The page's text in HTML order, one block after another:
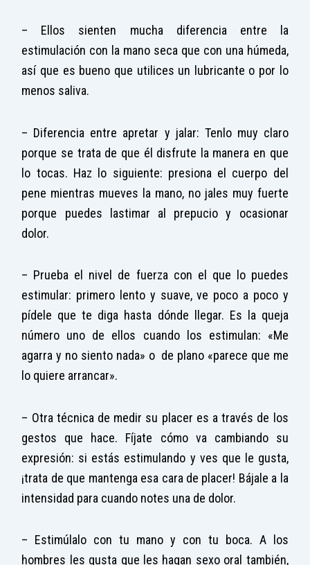
– Ellos sienten mucha diferencia entre la
estimulación con la mano seca que con una húmeda,
así que es bueno que utilices un lubricante o por lo
menos saliva.
– Diferencia entre apretar y jalar: Tenlo muy claro
porque se trata de que él disfrute la manera en que
lo tocas. Haz lo siguiente: presiona el cuerpo del
pene mientras mueves la mano, no jales muy fuerte
porque puedes lastimar al prepucio y ocasionar
dolor.
– Prueba el nivel de fuerza con el que lo puedes
estimular: primero lento y suave, ve poco a poco y
pídele que te diga hasta dónde llegar. Es la queja
número uno de ellos cuando los estimulan: «Me
agarra y no siento nada» o de plano «parece que me
lo quiere arrancar».
– Otra técnica de medir su placer es a través de los
gestos que hace. Fíjate cómo va cambiando su
expresión: si estás estimulando y ves que le gusta,
¡trata de que mantenga esa cara de placer! Bájale a la
intensidad para cuando notes una de dolor.
– Estimúlalo con tu mano y con tu boca. A los
hombres les gusta que les hagan sexo oral también,